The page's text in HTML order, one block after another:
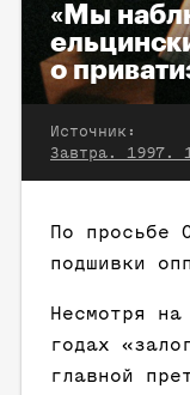
«Мы
о
Источник:
Завтра. 1997.
По просьбе
подшивки
Несмотря
годах
главной